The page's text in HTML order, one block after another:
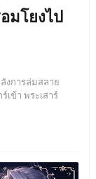
มโยงไป
งการล่มสลาย
ข้า พระเสาร์